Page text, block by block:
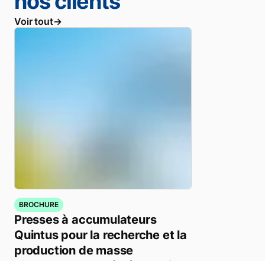
Voir tout
BROCHURE
Presses à accumulateurs
Quintus pour la recherche et la
production de masse